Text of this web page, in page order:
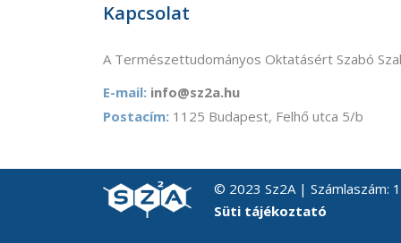
Kapcsolat
A Természettudományos Oktatásért Szabó
E-mail: info@sz2a.hu
Postacím: 1125 Budapest, Felhő utca 5/b
© 2023 Sz2A | Számlaszám:
Süti tájékoztató